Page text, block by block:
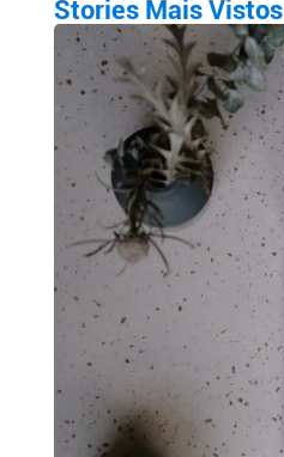
Stories Mais Vistos